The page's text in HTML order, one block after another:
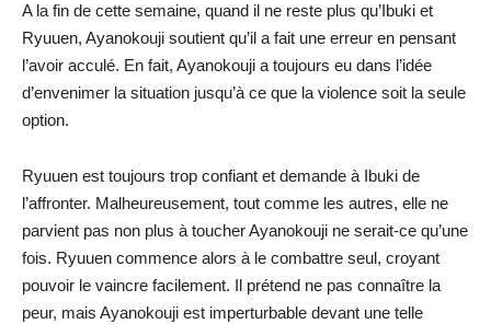
A la fin de cette semaine, quand il ne reste plus qu’Ibuki et
Ryuuen, Ayanokouji soutient qu’il a fait une erreur en pensant
l’avoir acculé. En fait, Ayanokouji a toujours eu dans l’idée
d’envenimer la situation jusqu’à ce que la violence soit la seule
option.
Ryuuen est toujours trop confiant et demande à Ibuki de
l’affronter. Malheureusement, tout comme les autres, elle ne
parvient pas non plus à toucher Ayanokouji ne serait-ce qu’une
fois. Ryuuen commence alors à le combattre seul, croyant
pouvoir le vaincre facilement. Il prétend ne pas connaître la
peur, mais Ayanokouji est imperturbable devant une telle